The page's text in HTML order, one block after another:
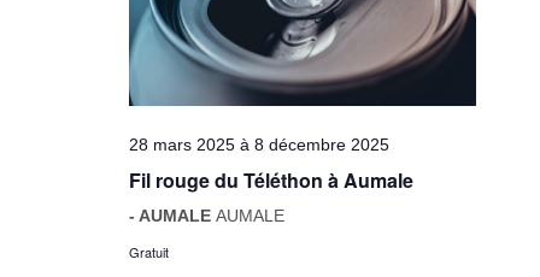
28 mars 2025 à8 décembre 2025
Fil rouge du Téléthon à Aumale
- AUMALEAUMALE
Gratuit